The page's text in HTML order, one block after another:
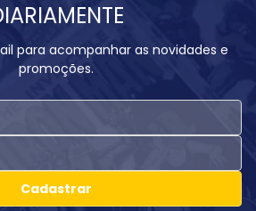
para acompanhar as novidades e
promoções.
Cadastrar